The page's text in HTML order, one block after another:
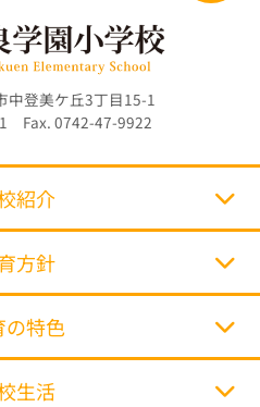
中登美ケ丘3丁目15-1
Fax. 0742-47-9922
紹介
方針
の特色
生活